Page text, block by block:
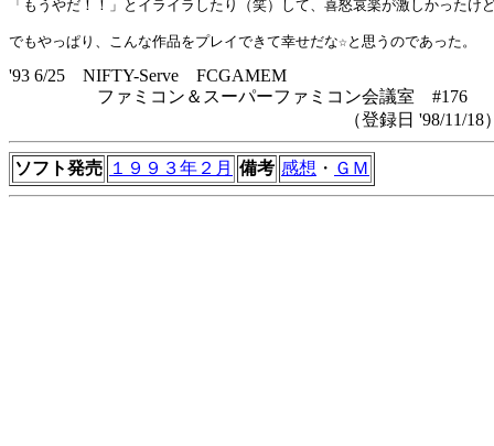
「もうやだ！！」とイライラしたり（笑）して、喜怒哀楽が激しかったけ
'93 6/25 NIFTY-Serve FCGAMEM
ファミコン＆スーパーファミコン会議室 #176
（登録日 '98/11/18
ソフト発売 １９９３年２月 備考 感想 ・ ＧＭ